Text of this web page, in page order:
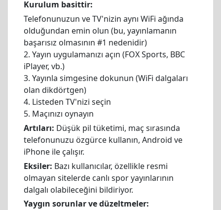
Kurulum basittir:
Telefonunuzun ve TV'nizin aynı WiFi ağında
olduğundan emin olun (bu, yayınlamanın
başarısız olmasının #1 nedenidir)
2. Yayın uygulamanızı açın (FOX Sports, BBC
iPlayer, vb.)
3. Yayınla simgesine dokunun (WiFi dalgaları
olan dikdörtgen)
4. Listeden TV'nizi seçin
5. Maçınızı oynayın
Artıları: Düşük pil tüketimi, maç sırasında
telefonunuzu özgürce kullanın, Android ve
iPhone ile çalışır.
Eksiler: Bazı kullanıcılar, özellikle resmi
olmayan sitelerde canlı spor yayınlarının
dalgalı olabileceğini bildiriyor.
Yaygın sorunlar ve düzeltmeler: